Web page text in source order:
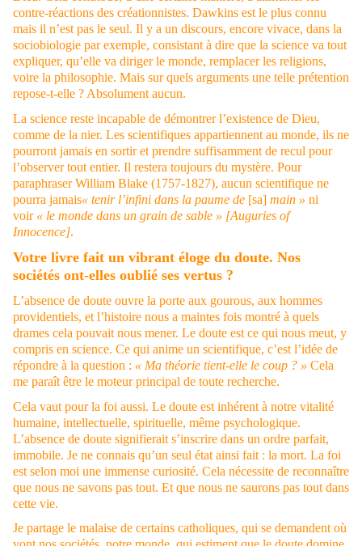
contre-réactions des créationnistes. Dawkins est le plus connu
mais il n’est pas le seul. Il y a un discours, encore vivace, dans la
sociobiologie par exemple, consistant à dire que la science va tout
expliquer, qu’elle va diriger le monde, remplacer les religions,
voire la philosophie. Mais sur quels arguments une telle prétention
repose-t-elle ? Absolument aucun.
La science reste incapable de démontrer l’existence de Dieu,
comme de la nier. Les scientifiques appartiennent au monde, ils ne
pourront jamais en sortir et prendre suffisamment de recul pour
l’observer tout entier. Il restera toujours du mystère. Pour
paraphraser William Blake (1757-1827), aucun scientifique ne
pourra jamais« tenir l’infini dans la paume de [sa] main » ni
voir « le monde dans un grain de sable » [Auguries of
Innocence].
Votre livre fait un vibrant éloge du doute. Nos
sociétés ont-elles oublié ses vertus ?
L’absence de doute ouvre la porte aux gourous, aux hommes
providentiels, et l’histoire nous a maintes fois montré à quels
drames cela pouvait nous mener. Le doute est ce qui nous meut, y
compris en science. Ce qui anime un scientifique, c’est l’idée de
répondre à la question : « Ma théorie tient-elle le coup ? » Cela
me paraît être le moteur principal de toute recherche.
Cela vaut pour la foi aussi. Le doute est inhérent à notre vitalité
humaine, intellectuelle, spirituelle, même psychologique.
L’absence de doute signifierait s’inscrire dans un ordre parfait,
immobile. Je ne connais qu’un seul état ainsi fait : la mort. La foi
est selon moi une immense curiosité. Cela nécessite de reconnaître
que nous ne savons pas tout. Et que nous ne saurons pas tout dans
cette vie.
Je partage le malaise de certains catholiques, qui se demandent où